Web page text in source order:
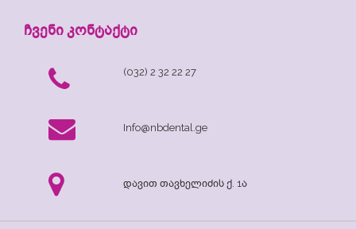
ჩვენი კონტაქტი
(032) 2 32 22 27
Info@nbdental.ge
დავით თავხელიძის ქ. 1ა